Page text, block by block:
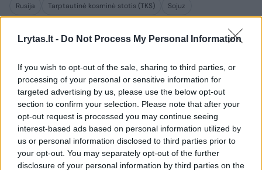
Lrytas.lt - Do Not Process My Personal Information
If you wish to opt-out of the sale, sharing to third parties, or
processing of your personal or sensitive information for
targeted advertising by us, please use the below opt-out
section to confirm your selection. Please note that after your
opt-out request is processed you may continue seeing
interest-based ads based on personal information utilized by
us or personal information disclosed to third parties prior to
your opt-out. You may separately opt-out of the further
disclosure of your personal information by third parties on the
Rusija Tarptautinė kosminė stotis (TKS)
Sojuz
Rodyti daugiau žymių
Komentuoti po šiuo straipsniu
Komentuoti gali tik Lrytas registruoti vartotojai.
Prisijunkite prie registruotų vartotojų
bendruomenės ir bendraukite komentaruose!